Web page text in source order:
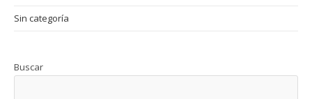
Sin categoría
Buscar